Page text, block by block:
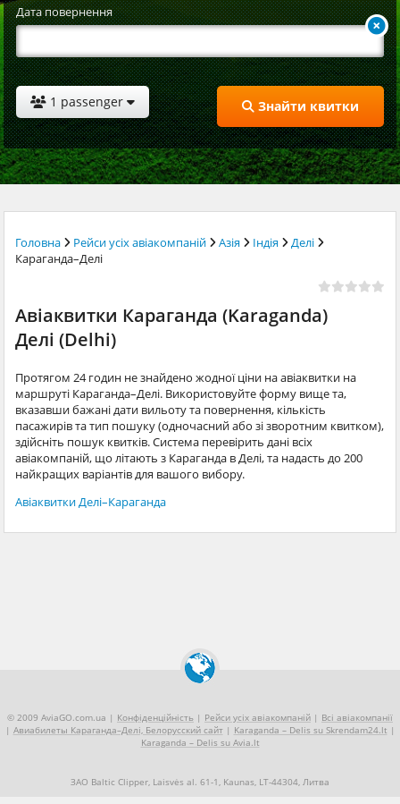
Дата повернення
1 passenger Знайти квитки
Головна Рейси усіх авіакомпаній Азія Індія
Делі
Караганда–Делі
Авіаквитки Караганда (Karaganda)
Делі (Delhi)
Протягом 24 годин не знайдено жодної ціни на авіаквитки на
маршруті Караганда–Делі. Використовуйте форму вище та,
вказавши бажані дати вильоту та повернення, кількість
пасажирів та тип пошуку (одночасний або зі зворотним квитком),
здійсніть пошук квитків. Система перевірить дані всіх
авіакомпаній, що літають з Караганда в Делі, та надасть до 200
найкращих варіантів для вашого вибору.
Авіаквитки Делі–Караганда
© 2009 AviaGO.com.ua | Конфіденційність | Рейси усіх авіакомпаній | Всі авіакомпанії
| Авиабилеты Караганда–Делі, Белорусский сайт| Karaganda – Delis su Skrendam24.lt |
Karaganda – Delis su Avia.lt
ЗАО Baltic Clipper, Laisvės al. 61-1, Kaunas, LT-44304, Литва